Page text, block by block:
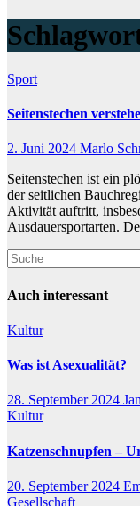
Sport
Seitenstechen
2. Juni 2024 Marlo
Seitenstechen ist ein
der seitlichen
Aktivität auftritt,
Ausdauersportarten.
Auch interessant
Kultur
Was ist Asexualität?
28. September 2024
Kultur
Katzenschnupfen –
20. September 2024
Gesellschaft